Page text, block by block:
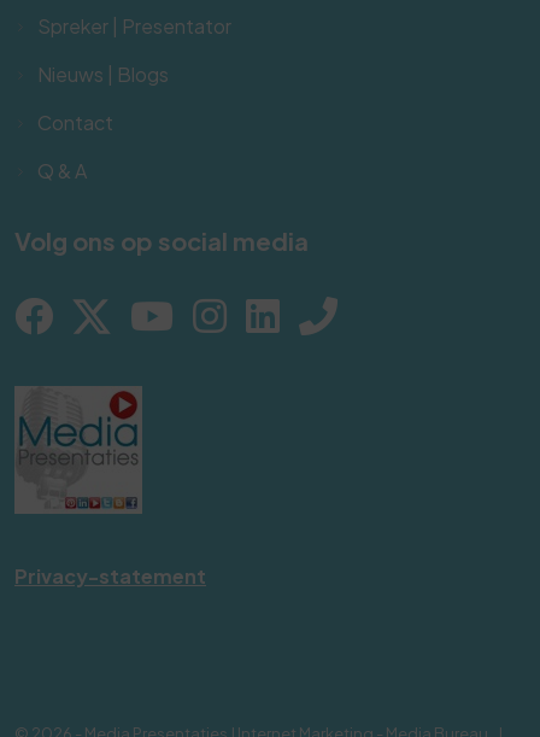
Spreker | Presentator
Nieuws | Blogs
Contact
Q & A
Volg ons op social media
Privacy-statement